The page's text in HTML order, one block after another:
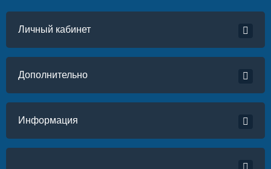
Личный кабинет
Дополнительно
Информация